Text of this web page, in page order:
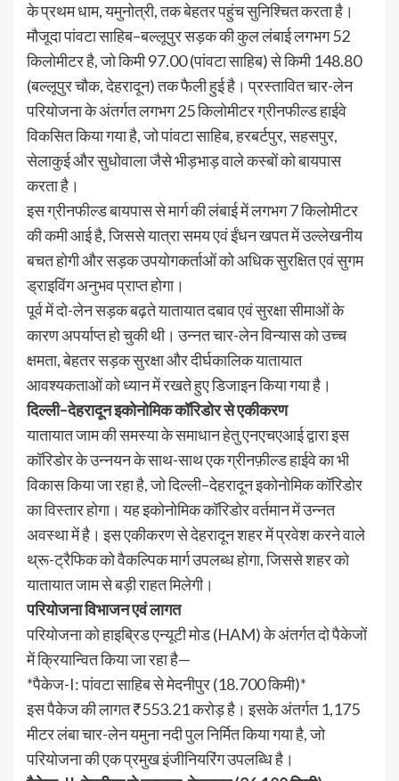
के प्रथम धाम, यमुनोत्री, तक बेहतर पहुंच सुनिश्चित करता है।
मौजूदा पांवटा साहिब–बल्‍लूपुर सड़क की कुल लंबाई लगभग 52
किलोमीटर है, जो किमी 97.00 (पांवटा साहिब) से किमी 148.80
(बल्‍लूपुर चौक, देहरादून) तक फैली हुई है। प्रस्तावित चार-लेन
परियोजना के अंतर्गत लगभग 25 किलोमीटर ग्रीनफील्ड हाईवे
विकसित किया गया है, जो पांवटा साहिब, हरबर्टपुर, सहसपुर,
सेलाकुई और सुधोवाला जैसे भीड़भाड़ वाले कस्बों को बायपास
करता है।
इस ग्रीनफील्ड बायपास से मार्ग की लंबाई में लगभग 7 किलोमीटर
की कमी आई है, जिससे यात्रा समय एवं ईंधन खपत में उल्लेखनीय
बचत होगी और सड़क उपयोगकर्ताओं को अधिक सुरक्षित एवं सुगम
ड्राइविंग अनुभव प्राप्त होगा।
पूर्व में दो-लेन सड़क बढ़ते यातायात दबाव एवं सुरक्षा सीमाओं के
कारण अपर्याप्त हो चुकी थी। उन्नत चार-लेन विन्यास को उच्च
क्षमता, बेहतर सड़क सुरक्षा और दीर्घकालिक यातायात
आवश्यकताओं को ध्यान में रखते हुए डिजाइन किया गया है।
दिल्ली–देहरादून इकोनोमिक कॉरिडोर से एकीकरण
यातायात जाम की समस्या के समाधान हेतु एनएचएआई द्वारा इस
कॉरिडोर के उन्नयन के साथ-साथ एक ग्रीनफ़ील्ड हाईवे का भी
विकास किया जा रहा है, जो दिल्ली–देहरादून इकोनोमिक कॉरिडोर
का विस्तार होगा। यह इकोनोमिक कॉरिडोर वर्तमान में उन्नत
अवस्था में है। इस एकीकरण से देहरादून शहर में प्रवेश करने वाले
थ्रू-ट्रैफिक को वैकल्पिक मार्ग उपलब्ध होगा, जिससे शहर को
यातायात जाम से बड़ी राहत मिलेगी।
परियोजना विभाजन एवं लागत
परियोजना को हाइब्रिड एन्यूटी मोड (HAM) के अंतर्गत दो पैकेजों
में क्रियान्वित किया जा रहा है—
*पैकेज-I: पांवटा साहिब से मेदनीपुर (18.700 किमी)*
इस पैकेज की लागत ₹553.21 करोड़ है। इसके अंतर्गत 1,175
मीटर लंबा चार-लेन यमुना नदी पुल निर्मित किया गया है, जो
परियोजना की एक प्रमुख इंजीनियरिंग उपलब्धि है।